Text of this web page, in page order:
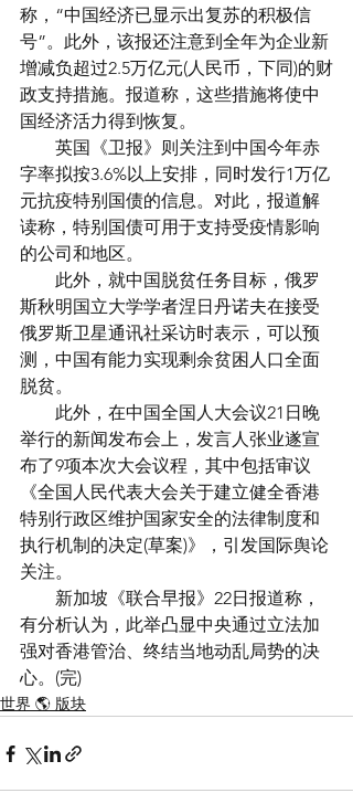
称，“中国经济已显示出复苏的积极信
号”。此外，该报还注意到全年为企业新
增减负超过2.5万亿元(人民币，下同)的财
政支持措施。报道称，这些措施将使中
国经济活力得到恢复。
英国《卫报》则关注到中国今年赤
字率拟按3.6%以上安排，同时发行1万亿
元抗疫特别国债的信息。对此，报道解
读称，特别国债可用于支持受疫情影响
的公司和地区。
此外，就中国脱贫任务目标，俄罗
斯秋明国立大学学者涅日丹诺夫在接受
俄罗斯卫星通讯社采访时表示，可以预
测，中国有能力实现剩余贫困人口全面
脱贫。
此外，在中国全国人大会议21日晚
举行的新闻发布会上，发言人张业遂宣
布了9项本次大会议程，其中包括审议
《全国人民代表大会关于建立健全香港
特别行政区维护国家安全的法律制度和
执行机制的决定(草案)》，引发国际舆论
关注。
新加坡《联合早报》22日报道称，
有分析认为，此举凸显中央通过立法加
强对香港管治、终结当地动乱局势的决
心。(完)
世界 🌎 版块